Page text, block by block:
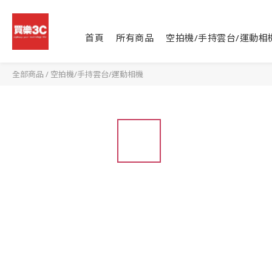
首頁 所有商品 空拍機/手持雲台/運動相
全部商品 / 空拍機/手持雲台/運動相機